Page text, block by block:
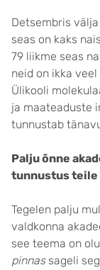
Detsembris
seas on kaks
79 liikme seas
neid on ikka
Ülikooli
ja maateaduste
tunnustab
Palju õnne
tunnustus teile
Tegelen palju
valdkonna
see teema on
pinnassageli